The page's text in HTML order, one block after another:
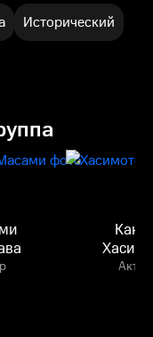
Исторический
Актёр